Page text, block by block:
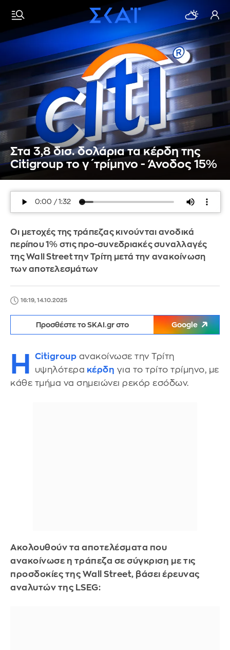
Στα 3,8 δισ. δολάρια τα κέρδη της
Citigroup το γ΄τρίμηνο - Άνοδος 15%
Οι μετοχές της τράπεζας κινούνται ανοδικά
περίπου 1% στις προ-συνεδριακές συναλλαγές
της Wall Street την Τρίτη μετά την ανακοίνωση
των αποτελεσμάτων
16:19, 14.10.2025
Προσθέστε το SKAI.gr στο Google
Η Citigroup ανακοίνωσε την Τρίτη
υψηλότερα κέρδη για το τρίτο τρίμηνο, με
κάθε τμήμα να σημειώνει ρεκόρ εσόδων.
Ακολουθούν τα αποτελέσματα που
ανακοίνωσε η τράπεζα σε σύγκριση με τις
προσδοκίες της Wall Street, βάσει έρευνας
αναλυτών της LSEG: